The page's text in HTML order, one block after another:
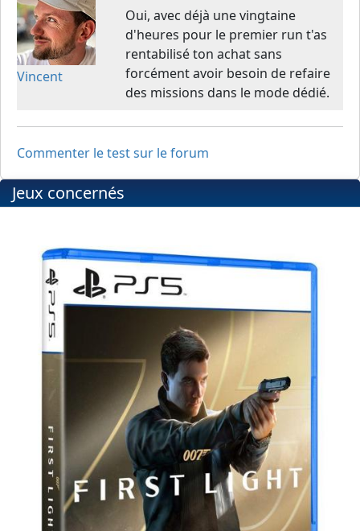
Vincent
Oui, avec déjà une vingtaine
d'heures pour le premier run t'as
rentabilisé ton achat sans
forcément avoir besoin de refaire
des missions dans le mode dédié.
Commenter le test sur le forum
Jeux concernés